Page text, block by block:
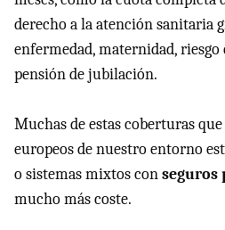
derecho a la atención sanitaria
enfermedad, maternidad, riesgo
pensión de jubilación.
Muchas de estas coberturas
europeos de nuestro entorno
o sistemas mixtos conseguros
mucho más coste.